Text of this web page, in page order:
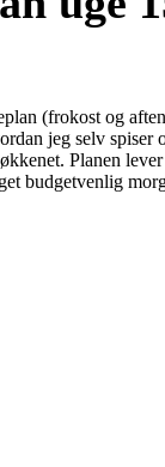
(frokost og
jeg selv
Planen
budgetvenlig